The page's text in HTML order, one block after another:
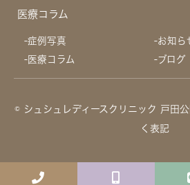
医療コラム
症例写真
お知ら
医療コラム
ブログ
© シュシュレディースクリニック 戸田公
く表記